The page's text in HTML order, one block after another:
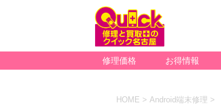
修理価格 お得情報
HOME > Android端末修理 >